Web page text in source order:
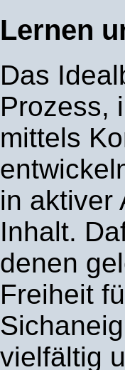
Lernen
Das
Prozess,
mittels
in aktiver
Inhalt.
denen
Freiheit
vielfältig